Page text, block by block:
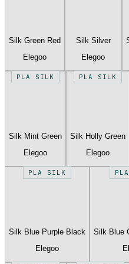
Silk Green Red
Elegoo
Silk Silver
Elegoo
PLA SILK
Silk Mint Green
Elegoo
PLA SILK
Silk Holly Green
Elegoo
PLA SILK
Silk Blue Purple Black
Elegoo
Silk Blue